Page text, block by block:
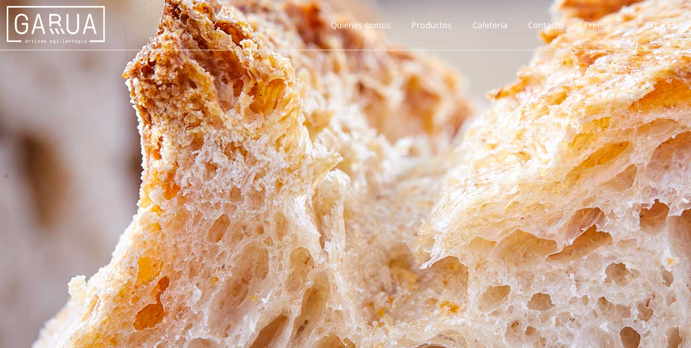
Quienes somos Productos Cafetería Contacto Prensa EU ES